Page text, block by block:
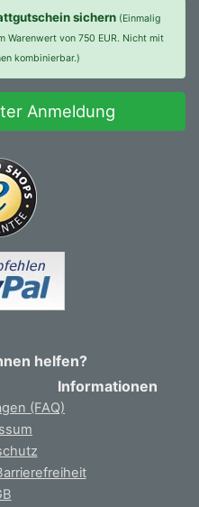
sichern (Einmalig
Warenwert von 750 EUR. Nicht mit
kombinierbar.)
Anmeldung
helfen?
Informationen
(FAQ)